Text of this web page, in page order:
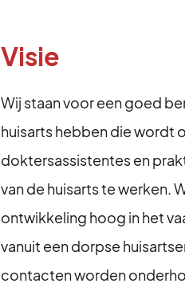
Visie
Wij staan voor een goed
huisarts hebben die wordt
doktersassistentes en
van de huisarts te werken.
ontwikkeling hoog in het
vanuit een dorpse
contacten worden